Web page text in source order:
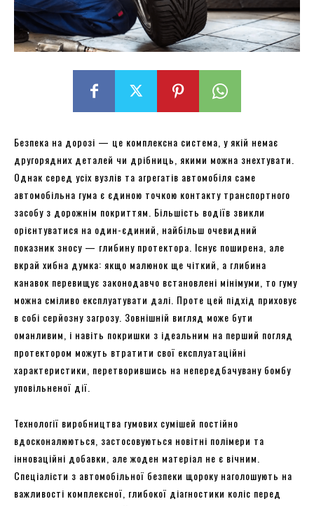
Безпека на дорозі — це комплексна система, у якій немає
другорядних деталей чи дрібниць, якими можна знехтувати.
Однак серед усіх вузлів та агрегатів автомобіля саме
автомобільна гума є єдиною точкою контакту транспортного
засобу з дорожнім покриттям. Більшість водіїв звикли
орієнтуватися на один-єдиний, найбільш очевидний
показник зносу — глибину протектора. Існує поширена, але
вкрай хибна думка: якщо малюнок ще чіткий, а глибина
канавок перевищує законодавчо встановлені мінімуми, то гуму
можна сміливо експлуатувати далі. Проте цей підхід приховує
в собі серйозну загрозу. Зовнішній вигляд може бути
оманливим, і навіть покришки з ідеальним на перший погляд
протектором можуть втратити свої експлуатаційні
характеристики, перетворившись на непередбачувану бомбу
уповільненої дії.
Технології виробництва гумових сумішей постійно
вдосконалюються, застосовуються новітні полімери та
інноваційні добавки, але жоден матеріал не є вічним.
Спеціалісти з автомобільної безпеки щороку наголошують на
важливості комплексної, глибокої діагностики коліс перед